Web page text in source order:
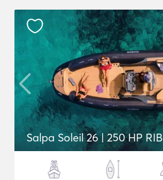
Salpa Soleil 26 | 250 HP RIB